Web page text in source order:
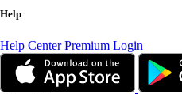
Help
Help CenterPremium Login